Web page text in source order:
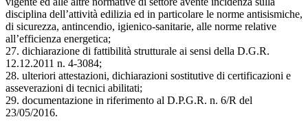
disciplina dell’attività edilizia ed in particolare le norme antisismiche,
di sicurezza, antincendio, igienico-sanitarie, alle norme relative
all’efficienza energetica;
27. dichiarazione di fattibilità strutturale ai sensi della D.G.R.
12.12.2011 n. 4-3084;
28. ulteriori attestazioni, dichiarazioni sostitutive di certificazioni e
asseverazioni di tecnici abilitati;
29. documentazione in riferimento al D.P.G.R. n. 6/R del
23/05/2016.